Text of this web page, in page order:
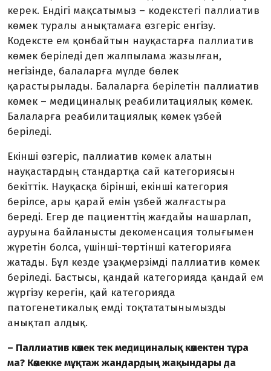
керек. Ендігі мақсаты­мыз – кодекстегі паллиатив
көмек туралы анықтамаға өзгеріс енгізу.
Кодексте ем қон­байтын науқастарға паллиатив
көмек беріледі деп жалпылама жазылған,
негізінде, балаларға мүлде бөлек
қарастырылады. Балаларға берілетін паллиатив
көмек – медициналық реабилитациялық көмек.
Балаларға реабилитациялық көмек үзбей
беріледі.
Екінші өзгеріс, паллиатив көмек алатын
науқастардың стандартқа сай категориясын
бекіттік. Науқасқа бірінші, екінші категория
берілсе, ары қарай емін үзбей жалғастыра
береді. Егер де пациенттің жағдайы нашарлап,
ауруына байланысты декоменсация толы­ғымен
жүретін болса, үшінші-төртінші категорияға
жатады. Бұл кезде ұзақмерзімді паллиатив көмек
беріледі. Бастысы, қандай категорияда қандай ем
жүргізу керегін, қай категорияда
патогенетикалық емді тоқтататынымызды
анықтап алдық.
– Паллиатив көмек тек медициналық көмектен тұра
ма? Көмекке мұқтаж жандардың жақындары да